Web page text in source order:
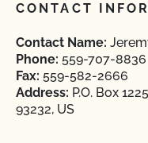
CONTACT
Contact Name:
Phone: 559-707-8836
Fax: 559-582-2666
Address: P.O. Box
93232, US